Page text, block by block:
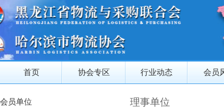
首页 协会专区 行业动态 会员
会员单位 理事单位